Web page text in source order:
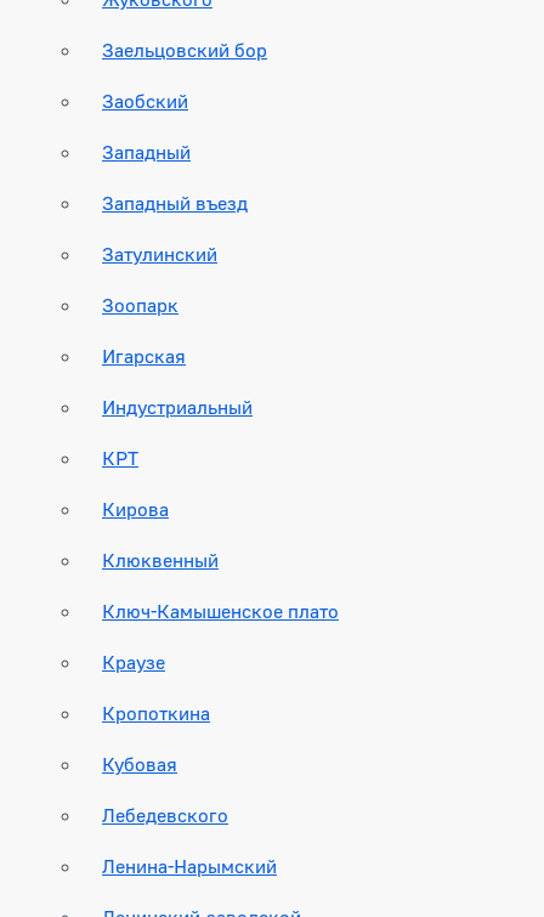
Заельцовский бор
Заобский
Западный
Западный въезд
Затулинский
Зоопарк
Игарская
Индустриальный
КРТ
Кирова
Клюквенный
Ключ-Камышенское плато
Краузе
Кропоткина
Кубовая
Лебедевского
Ленина-Нарымский